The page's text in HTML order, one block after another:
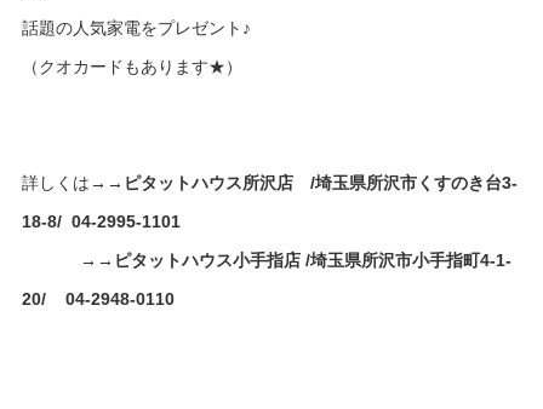
話題の人気家電をプレゼント♪
（クオカードもあります★）
詳しくは→→ピタットハウス所沢店 /埼玉県所沢市くすのき台3-
18-8/ 04-2995-1101
→→ピタットハウス小手指店 /埼玉県所沢市小手指町4-1-
20/ 04-2948-0110